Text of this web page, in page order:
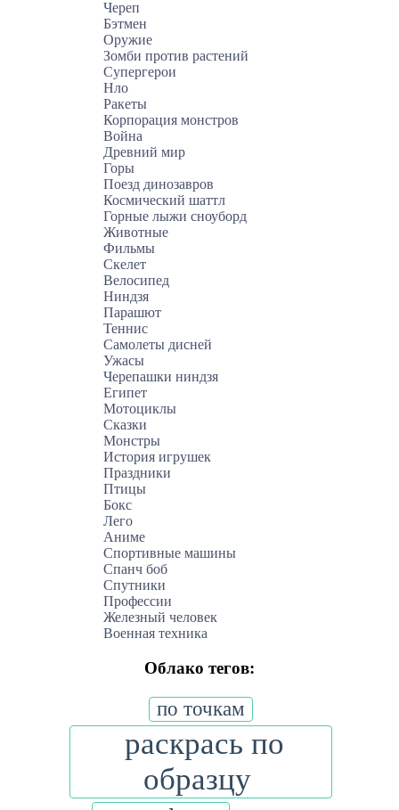
Череп
Бэтмен
Оружие
Зомби против растений
Супергерои
Нло
Ракеты
Корпорация монстров
Война
Древний мир
Горы
Поезд динозавров
Космический шаттл
Горные лыжи сноуборд
Животные
Фильмы
Скелет
Велосипед
Ниндзя
Парашют
Теннис
Самолеты дисней
Ужасы
Черепашки ниндзя
Египет
Мотоциклы
Сказки
Монстры
История игрушек
Праздники
Птицы
Бокс
Лего
Аниме
Спортивные машины
Спанч боб
Спутники
Профессии
Железный человек
Военная техника
Облако тегов:
по точкам
раскрась по
образцу